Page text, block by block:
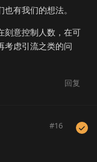
有我们的想法。
刻意控制人数，在可
考虑引流之类的问
回复
#16